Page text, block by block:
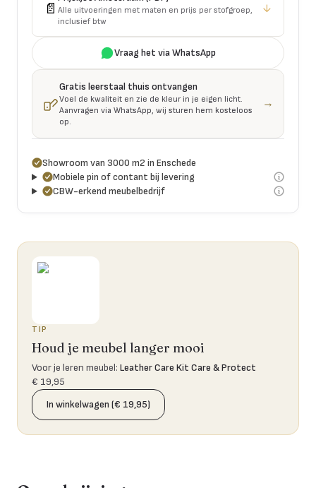
📄 Alle uitvoeringen met maten en prijs per stofgroep,
inclusief btw
↓
Vraag het via WhatsApp
Gratis leerstaal thuis ontvangen
Voel de kwaliteit en zie de kleur in je eigen licht.
Aanvragen via WhatsApp, wij sturen hem kosteloos
op.
→
Showroom van 3000 m2 in Enschede
Mobiele pin of contant bij levering
CBW-erkend meubelbedrijf
TIP
Houd je meubel langer mooi
Voor je leren meubel: Leather Care Kit Care & Protect
€ 19,95
In winkelwagen (€ 19,95)